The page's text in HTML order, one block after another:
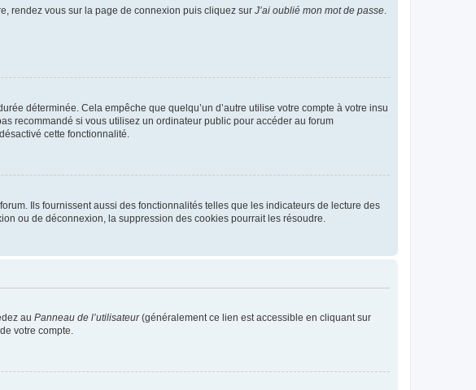
rendez vous sur la page de connexion puis cliquez sur J’ai oublié mon mot de passe
déterminée. Cela empêche que quelqu’un d’autre utilise votre compte à votre insu
recommandé si vous utilisez un ordinateur public pour accéder au forum
cette fonctionnalité.
Ils fournissent aussi des fonctionnalités telles que les indicateurs de lecture des
ou de déconnexion, la suppression des cookies pourrait les résoudre.
au Panneau de l’utilisateur(généralement ce lien est accessible en cliquant sur
votre compte.